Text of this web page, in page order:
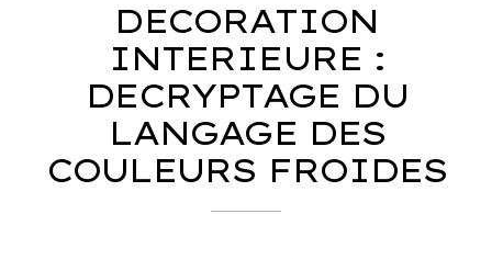
DECORATION
INTERIEURE :
DECRYPTAGE DU
LANGAGE DES
COULEURS FROIDES